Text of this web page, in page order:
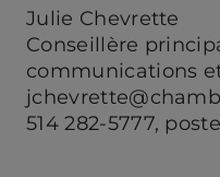
Julie Chevrette
Conseillère
communications
514 282-5777,